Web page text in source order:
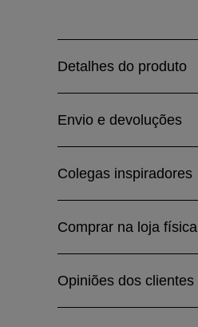
Detalhes do produto
Envio e devoluções
Colegas inspiradores
Comprar na loja física
Opiniões dos clientes